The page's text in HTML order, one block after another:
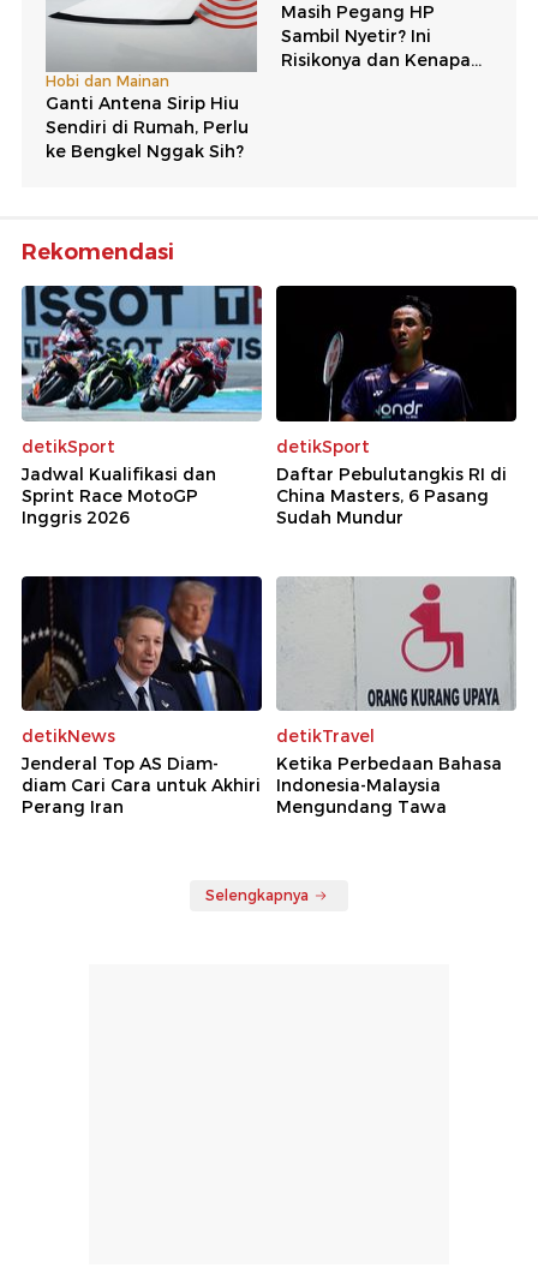
Rekomendasi
detikSport
Jadwal Kualifikasi dan
Sprint Race MotoGP
Inggris 2026
detikSport
Daftar Pebulutangkis RI di
China Masters, 6 Pasang
Sudah Mundur
detikNews
Jenderal Top AS Diam-
diam Cari Cara untuk Akhiri
Perang Iran
detikTravel
Ketika Perbedaan Bahasa
Indonesia-Malaysia
Mengundang Tawa
Selengkapnya